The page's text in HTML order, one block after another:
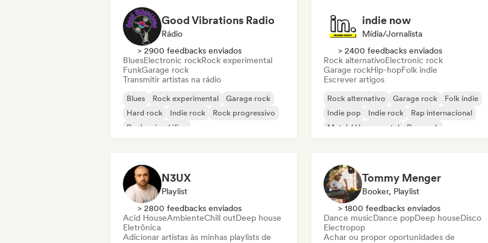
Good Vibrations Radio
Rádio
> 2900 feedbacks enviados
BluesElectronic rockRock experimental
FunkGarage rock
Transmitir artistas na rádio
Blues Rock experimental
Garage rock
Hard rock
Indie rock
Rock progressivo
Rock psicodélico
indie now
Mídia/Jornalista
> 2400 feedbacks enviados
Rock alternativoElectronic rock
Garage rockHip-hopFolk indie
Escrever artigos
Rock alternativo Garage rock
Folk indie
Indie pop
Indie rock
Rap internacional
Metal / Heavy metal
Pop rock
N3UX
Playlist
> 2800 feedbacks enviados
Acid HouseAmbienteChill outDeep house
Eletrônica
Adicionar artistas às minhas playlists de
Tommy Menger
Booker, Playlist
> 1800 feedbacks enviados
Dance musicDance popDeep houseDisco
Electropop
Achar ou propor oportunidades de